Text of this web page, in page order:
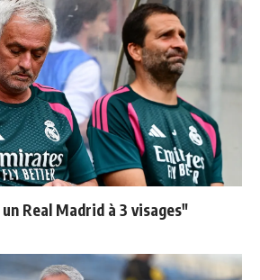
Real Madrid à 3 visages"